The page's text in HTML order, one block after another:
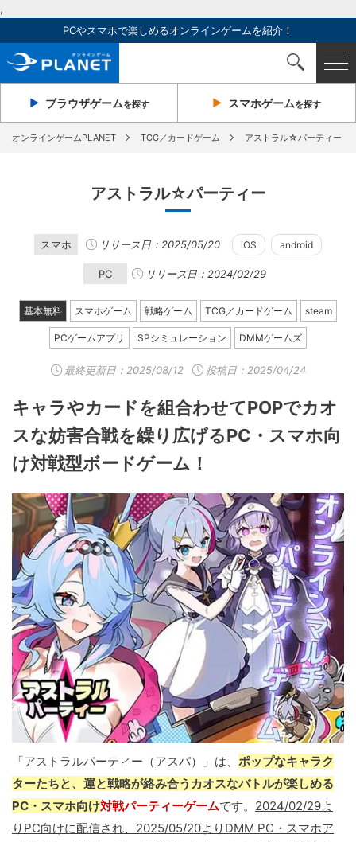
,
PCやスマホで楽しめるオンラインゲームを紹介！
ブラウザゲームを探す スマホゲームを探す
オンラインゲームPLANET TCG／カードゲーム アストラル☆パーティー
アストラル☆パーティー
スマホ リリース日：2025/05/20 iOS android
PC リリース日：2024/02/29
基本無料 スマホゲーム 戦略ゲーム TCG／カードゲーム steam
PCゲームアプリ SPシミュレーション DMMゲームズ
最終更新日： 2025/08/12 投稿日：2025/04/24
キャラやカードを組合わせてPOPでカオ
スな妨害合戦を繰り広げるPC・スマホ向
け対戦型ボードゲーム！
「アストラルパーティー（アスパ）」は、 ポップなキャラク
ターたちと、運と戦略が絡み合うカオスなバトルが楽しめる
PC・スマホ向け対戦パーティーゲームです。 2024/02/29よ
りPC向けに配信され、2025/05/20よりDMM PC・スマホア